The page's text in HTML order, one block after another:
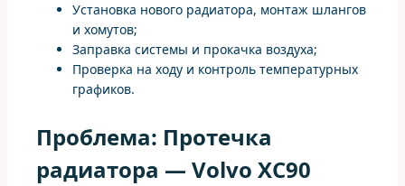
Установка нового радиатора, монтаж шлангов
и хомутов;
Заправка системы и прокачка воздуха;
Проверка на ходу и контроль температурных
графиков.
Проблема: Протечка
радиатора — Volvo XC90